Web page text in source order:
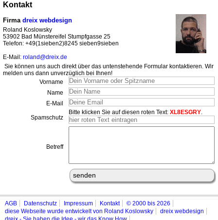
Kontakt
Firma dreix webdesign
Roland Koslowsky
53902 Bad Münstereifel Stumpfgasse 25
Telefon: +49(1sieben2)8245 sieben9sieben
E-Mail: roland@dreix.de
Sie können uns auch direkt über das untenstehende Formular kontaktieren. Wir
melden uns dann unverzüglich bei Ihnen!
Vorname
Name
E-Mail
Spamschutz
Bitte klicken Sie auf diesen roten Text: XL8ESGRY.
Betreff
AGB Datenschutz Impressum Kontakt
© 2000 bis 2026
diese Webseite wurde entwickelt von Roland Koslowsky
dreix webdesign